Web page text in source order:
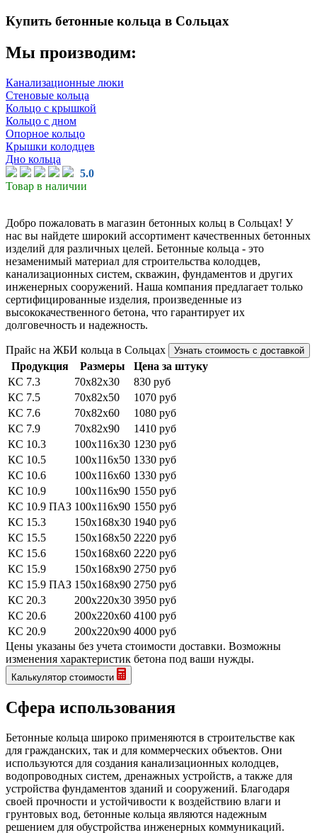
Купить бетонные кольца в Сольцах
Мы производим:
Канализационные люки
Стеновые кольца
Кольцо с крышкой
Кольцо с дном
Опорное кольцо
Крышки колодцев
Дно кольца
5.0
Товар в наличии
Добро пожаловать в магазин бетонных кольц в Сольцах! У
нас вы найдете широкий ассортимент качественных бетонных
изделий для различных целей. Бетонные кольца - это
незаменимый материал для строительства колодцев,
канализационных систем, скважин, фундаментов и других
инженерных сооружений. Наша компания предлагает только
сертифицированные изделия, произведенные из
высококачественного бетона, что гарантирует их
долговечность и надежность.
Прайс на ЖБИ кольца в Сольцах Узнать cтоимость с доставкой
Продукция Размеры
Цена за штуку
КС 7.3
70x82x30
830 руб
КС 7.5
70x82x50
1070 руб
КС 7.6
70x82x60
1080 руб
КС 7.9
70x82x90
1410 руб
КС 10.3
100x116x30 1230 руб
КС 10.5
100x116x50 1330 руб
КС 10.6
100x116x60 1330 руб
КС 10.9
100x116x90 1550 руб
КС 10.9 ПАЗ 100x116x90 1550 руб
КС 15.3
150x168x30 1940 руб
КС 15.5
150x168x50 2220 руб
КС 15.6
150x168x60 2220 руб
КС 15.9
150x168x90 2750 руб
КС 15.9 ПАЗ 150x168x90 2750 руб
КС 20.3
200x220x30 3950 руб
КС 20.6
200x220x60 4100 руб
КС 20.9
200x220x90 4000 руб
Цены указаны без учета стоимости доставки. Возможны
изменения характеристик бетона под ваши нужды.
Калькулятор стоимости
Сфера использования
Бетонные кольца широко применяются в строительстве как
для гражданских, так и для коммерческих объектов. Они
используются для создания канализационных колодцев,
водопроводных систем, дренажных устройств, а также для
устройства фундаментов зданий и сооружений. Благодаря
своей прочности и устойчивости к воздействию влаги и
грунтовых вод, бетонные кольца являются надежным
решением для обустройства инженерных коммуникаций.